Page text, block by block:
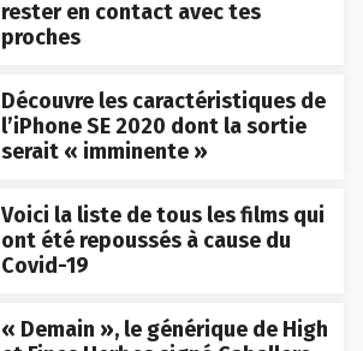
rester en contact avec tes
proches
Découvre les caractéristiques de
l’iPhone SE 2020 dont la sortie
serait « imminente »
Voici la liste de tous les films qui
ont été repoussés à cause du
Covid-19
« Demain », le générique de High